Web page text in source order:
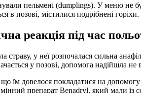
пельмені (dumplings). У меню не
в позові, містилися подрібнені горіхи.
реакція під час
страву, у неї розпочалася сильна
у позові, допомога надійшла не
їм довелося покладатися на
препарат Benadryl, який мали із